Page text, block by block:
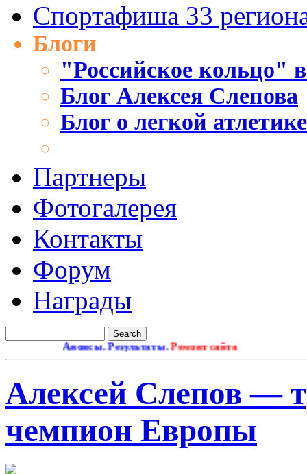
Спортафиша 33
Блоги
"Российское кольцо"
Блог Алексея Слепова
Блог о легкой
Партнеры
Фотогалерея
Контакты
Форум
Награды
Анонсы. Результаты.Ремонт сайта
Алексей Слепов —
чемпион Европы